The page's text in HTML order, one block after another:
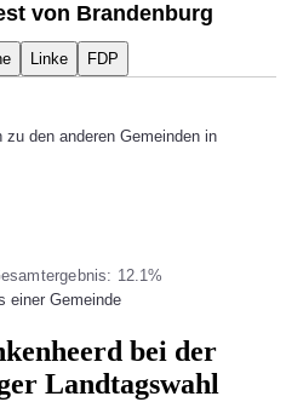
von Brandenburg
Linke FDP
den anderen Gemeinden in
12.1%
einer Gemeinde
bei der
Landtagswahl